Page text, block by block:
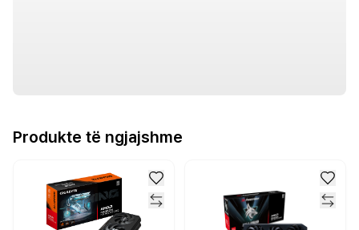
Produkte të ngjajshme